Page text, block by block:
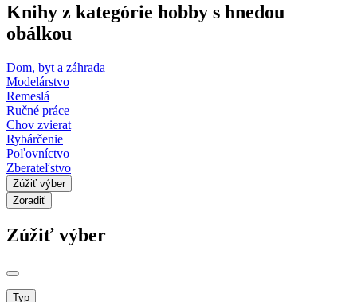
Knihy z kategórie hobby s hnedou
obálkou
Dom, byt a záhrada
Modelárstvo
Remeslá
Ručné práce
Chov zvierat
Rybárčenie
Poľovníctvo
Zberateľstvo
Zúžiť výber
Zoradiť
Zúžiť výber
Typ